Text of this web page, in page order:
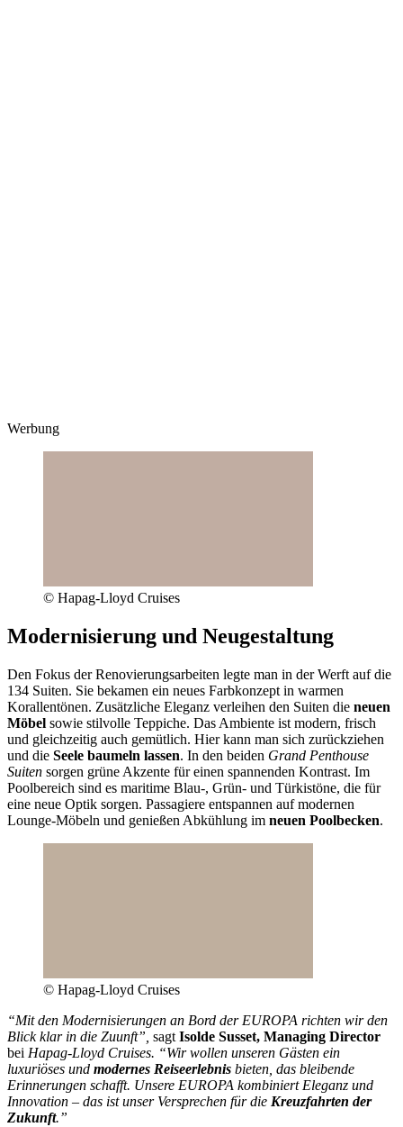
Werbung
© Hapag-Lloyd Cruises
Modernisierung und Neugestaltung
Den Fokus der Renovierungsarbeiten legte man in der Werft auf die
134 Suiten. Sie bekamen ein neues Farbkonzept in warmen
Korallentönen. Zusätzliche Eleganz verleihen den Suiten die neuen
Möbel sowie stilvolle Teppiche. Das Ambiente ist modern, frisch
und gleichzeitig auch gemütlich. Hier kann man sich zurückziehen
und die Seele baumeln lassen. In den beiden Grand Penthouse
Suiten sorgen grüne Akzente für einen spannenden Kontrast. Im
Poolbereich sind es maritime Blau-, Grün- und Türkistöne, die für
eine neue Optik sorgen. Passagiere entspannen auf modernen
Lounge-Möbeln und genießen Abkühlung im neuen Poolbecken.
© Hapag-Lloyd Cruises
“Mit den Modernisierungen an Bord der EUROPA richten wir den
Blick klar in die Zuunft”, sagt Isolde Susset, Managing Director
bei Hapag-Lloyd Cruises. “Wir wollen unseren Gästen ein
luxuriöses und modernes Reiseerlebnis bieten, das bleibende
Erinnerungen schafft. Unsere EUROPA kombiniert Eleganz und
Innovation – das ist unser Versprechen für die Kreuzfahrten der
Zukunft.”